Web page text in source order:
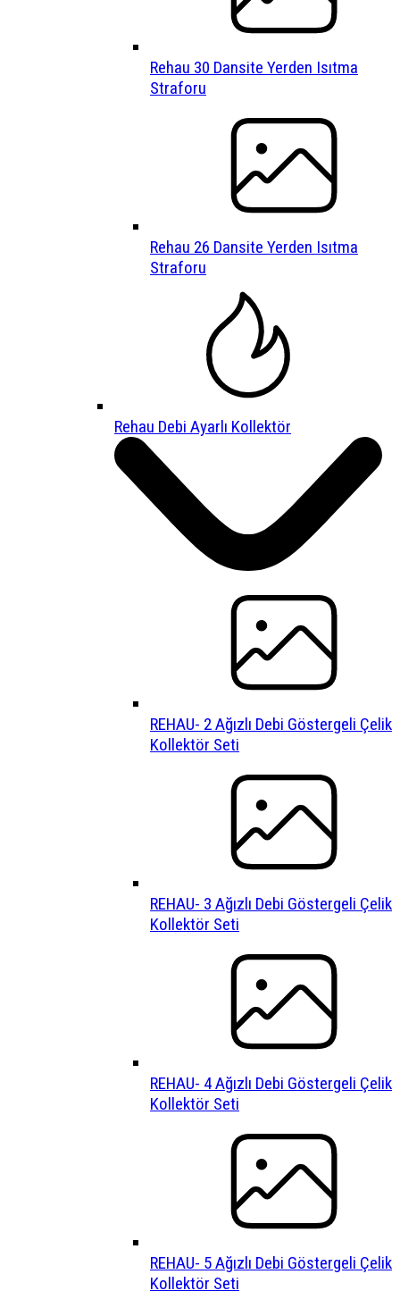
Rehau 30 Dansite Yerden Isıtma
Straforu
Rehau 26 Dansite Yerden Isıtma
Straforu
Rehau Debi Ayarlı Kollektör
REHAU- 2 Ağızlı Debi Göstergeli Çelik
Kollektör Seti
REHAU- 3 Ağızlı Debi Göstergeli Çelik
Kollektör Seti
REHAU- 4 Ağızlı Debi Göstergeli Çelik
Kollektör Seti
REHAU- 5 Ağızlı Debi Göstergeli Çelik
Kollektör Seti